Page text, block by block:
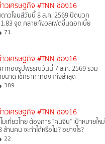
วเศรษฐกิจ #TNN ช่อง16
าวโจนส์วันนี้ 8 ส.ค. 2569 ปิดบวก
จุด คลายกังวลเฟดขึ้นดอกเบี้ย
71
วเศรษฐกิจ #TNN ช่อง16
าทองรูปพรรณวันนี้ 7 ส.ค. 2569 รวม
นาด เช็กราคาทองแท่งล่าสุด
389
วเศรษฐกิจ #TNN ช่อง16
มเที่ยวไทย ต้องการ "คนจีน" เป้าหมายใหม่
ล้านคน จะทำได้หรือไม่? อย่างไร?
22